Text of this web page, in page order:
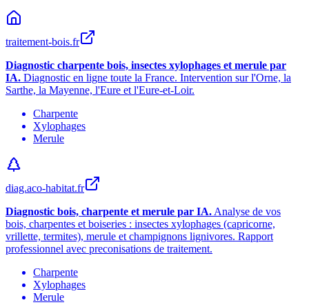
traitement-bois.fr
Diagnostic charpente bois, insectes xylophages et merule par
IA. Diagnostic en ligne toute la France. Intervention sur l'Orne, la
Sarthe, la Mayenne, l'Eure et l'Eure-et-Loir.
Charpente
Xylophages
Merule
diag.aco-habitat.fr
Diagnostic bois, charpente et merule par IA. Analyse de vos
bois, charpentes et boiseries : insectes xylophages (capricorne,
vrillette, termites), merule et champignons lignivores. Rapport
professionnel avec preconisations de traitement.
Charpente
Xylophages
Merule